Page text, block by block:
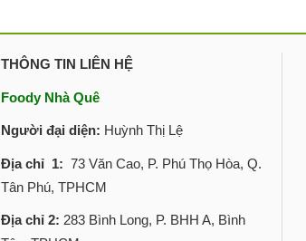
THÔNG TIN LIÊN HỆ
Foody Nhà Quê
Người đại diện: Huỳnh Thị Lệ
Địa chỉ 1: 73 Văn Cao, P. Phú Thọ Hòa, Q.
Tân Phú, TPHCM
Địa chỉ 2: 283 Bình Long, P. BHH A, Bình